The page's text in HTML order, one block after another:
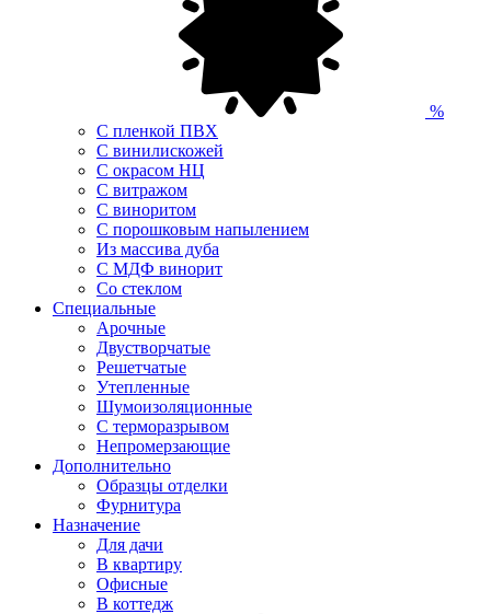
%
С пленкой ПВХ
С винилискожей
С окрасом НЦ
С витражом
С виноритом
С порошковым напылением
Из массива дуба
С МДФ винорит
Со стеклом
Специальные
Арочные
Двустворчатые
Решетчатые
Утепленные
Шумоизоляционные
С терморазрывом
Непромерзающие
Дополнительно
Образцы отделки
Фурнитура
Назначение
Для дачи
В квартиру
Офисные
В коттедж